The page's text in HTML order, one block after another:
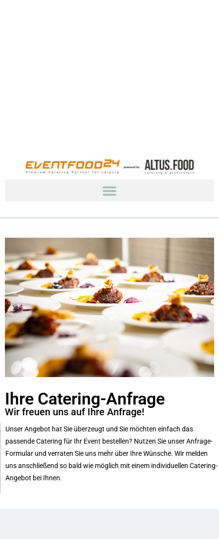
Ihre Catering-Anfrage
Wir freuen uns auf Ihre Anfrage!
Unser Angebot hat Sie überzeugt und Sie möchten einfach das
passende Catering für Ihr Event bestellen? Nutzen Sie unser Anfrage-
Formular und verraten Sie uns mehr über Ihre Wünsche. Wir melden
uns anschließend so bald wie möglich mit einem individuellen Catering-
Angebot bei Ihnen.